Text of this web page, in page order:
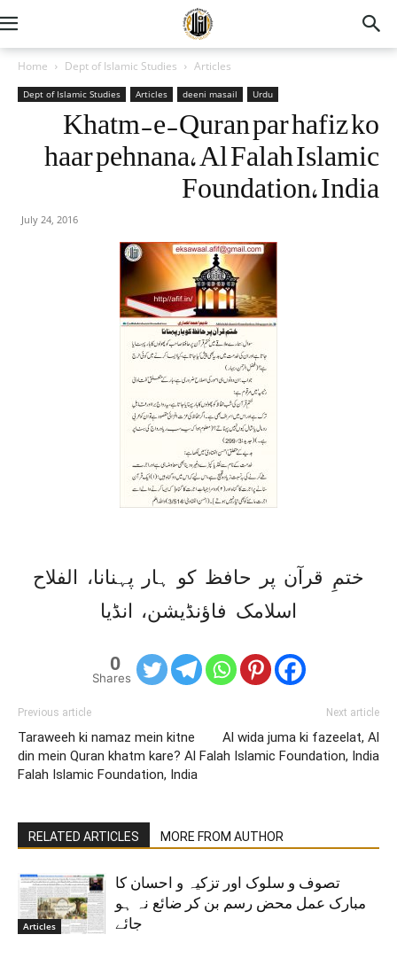
Home Dept of Islamic Studies Articles
Dept of Islamic Studies Articles deeni masail Urdu
Khatm-e-Quran par hafiz ko
haar pehnana, Al Falah Islamic
Foundation, India
July 24, 2016
ختمِ قرآن پر حافظ کو ہار پہنانا، الفلاح
اسلامک فاؤنڈیشن، انڈیا
0
Shares
Previous article
Taraweeh ki namaz mein kitne
din mein Quran khatm kare? Al
Falah Islamic Foundation, India
Next article
Al wida juma ki fazeelat, Al
Falah Islamic Foundation, India
RELATED ARTICLES MORE FROM AUTHOR
Articles
تصوف و سلوک اور تزکیہ و احسان کا
مبارک عمل محض رسم بن کر ضائع نہ ہو
جائے